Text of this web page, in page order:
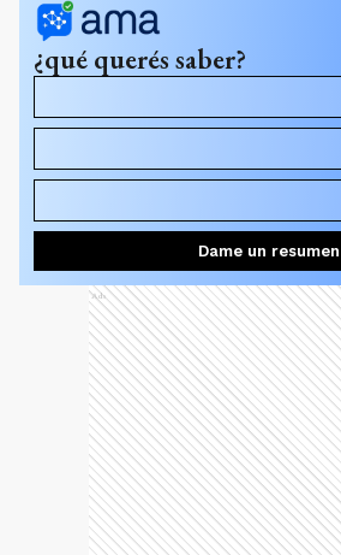
¿qué querés saber?
Noruega en el torneo?
Dame un resumen
Ads